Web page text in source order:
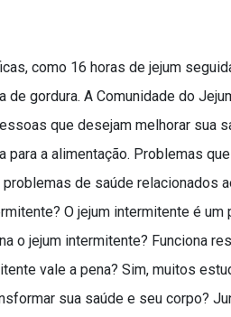
como 16 horas de jejum
gordura. A Comunidade do
que desejam melhorar sua
a alimentação. Problemas
de saúde relacionados
O jejum intermitente é um
o jejum intermitente? Funciona
vale a pena? Sim, muitos
sua saúde e seu corpo?